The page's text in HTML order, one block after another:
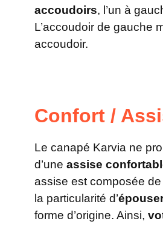
accoudoirs, l’un à
L’accoudoir de gauche
accoudoir.
Confort /
Le canapé Karvia ne
d’une assise
assise est composée
la particularité d’
forme d’origine. Ainsi,